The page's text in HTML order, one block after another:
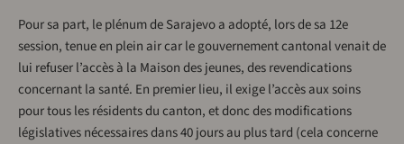
Pour sa part, le plénum de Sarajevo a adopté, lors de sa 12e
session, tenue en plein air car le gouvernement cantonal venait de
lui refuser l’accès à la Maison des jeunes, des revendications
concernant la santé. En premier lieu, il exige l’accès aux soins
pour tous les résidents du canton, et donc des modifications
législatives nécessaires dans 40 jours au plus tard (cela concerne